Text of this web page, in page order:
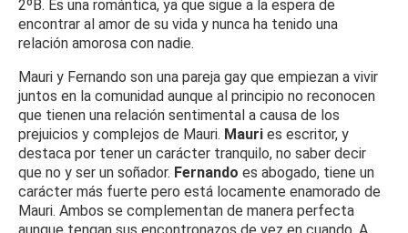
2ºB. Es una romántica, ya que sigue a la espera de
encontrar al amor de su vida y nunca ha tenido una
relación amorosa con nadie.
Mauri y Fernando son una pareja gay que empiezan a vivir
juntos en la comunidad aunque al principio no reconocen
que tienen una relación sentimental a causa de los
prejuicios y complejos de Mauri. Mauri es escritor, y
destaca por tener un carácter tranquilo, no saber decir
que no y ser un soñador. Fernando es abogado, tiene un
carácter más fuerte pero está locamente enamorado de
Mauri. Ambos se complementan de manera perfecta